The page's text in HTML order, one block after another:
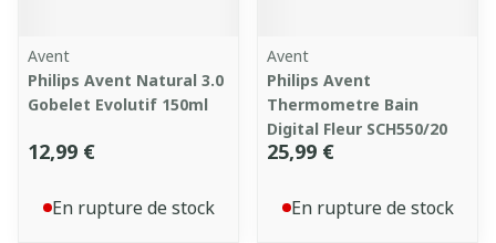
Avent
Philips Avent Natural 3.0
Gobelet Evolutif 150ml
12,99 €
En rupture de stock
Avent
Philips Avent
Thermometre Bain
Digital Fleur SCH550/20
25,99 €
En rupture de stock